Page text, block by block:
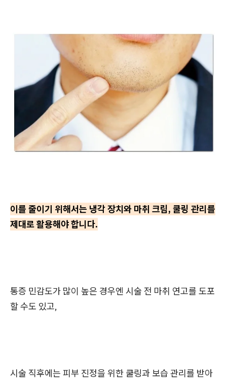
이를 줄이기 위해서는 냉각 장치와 마취 크림, 쿨링 관리를
제대로 활용해야 합니다.
통증 민감도가 많이 높은 경우엔 시술 전 마취 연고를 도포
할 수도 있고,
시술 직후에는 피부 진정을 위한 쿨링과 보습 관리를 받아